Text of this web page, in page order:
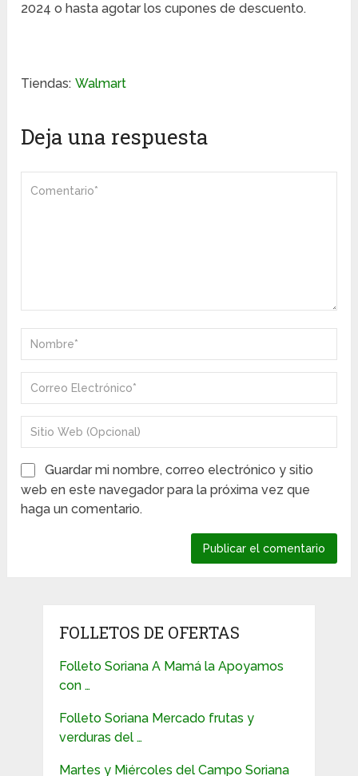
2024 o hasta agotar los cupones de descuento.
Tiendas: Walmart
Deja una respuesta
Guardar mi nombre, correo electrónico y sitio
web en este navegador para la próxima vez que
haga un comentario.
FOLLETOS DE OFERTAS
Folleto Soriana A Mamá la Apoyamos
con …
Folleto Soriana Mercado frutas y
verduras del …
Martes y Miércoles del Campo Soriana